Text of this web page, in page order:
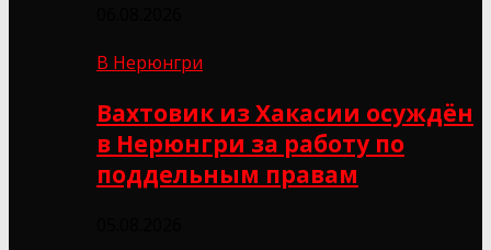
В Нерюнгри
Вахтовик из Хакасии осуждён
в Нерюнгри за работу по
поддельным правам